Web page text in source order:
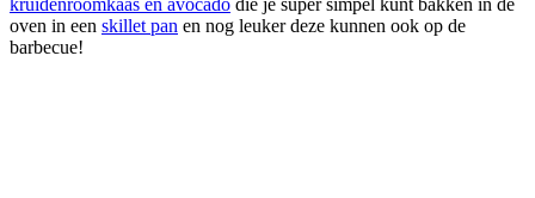
oven in een skillet pan en nog leuker deze kunnen ook op de
barbecue!